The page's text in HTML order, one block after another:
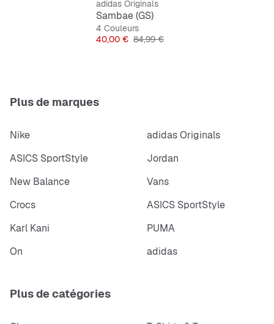
Chaussant standard
adidas Originals
Sambae (GS)
4 Couleurs
Prix
40,00 € Prix original
84,99 €
Plus de marques
Nike
adidas Originals
ASICS SportStyle
Jordan
New Balance
Vans
Crocs
ASICS SportStyle
Karl Kani
PUMA
On
adidas
Plus de catégories